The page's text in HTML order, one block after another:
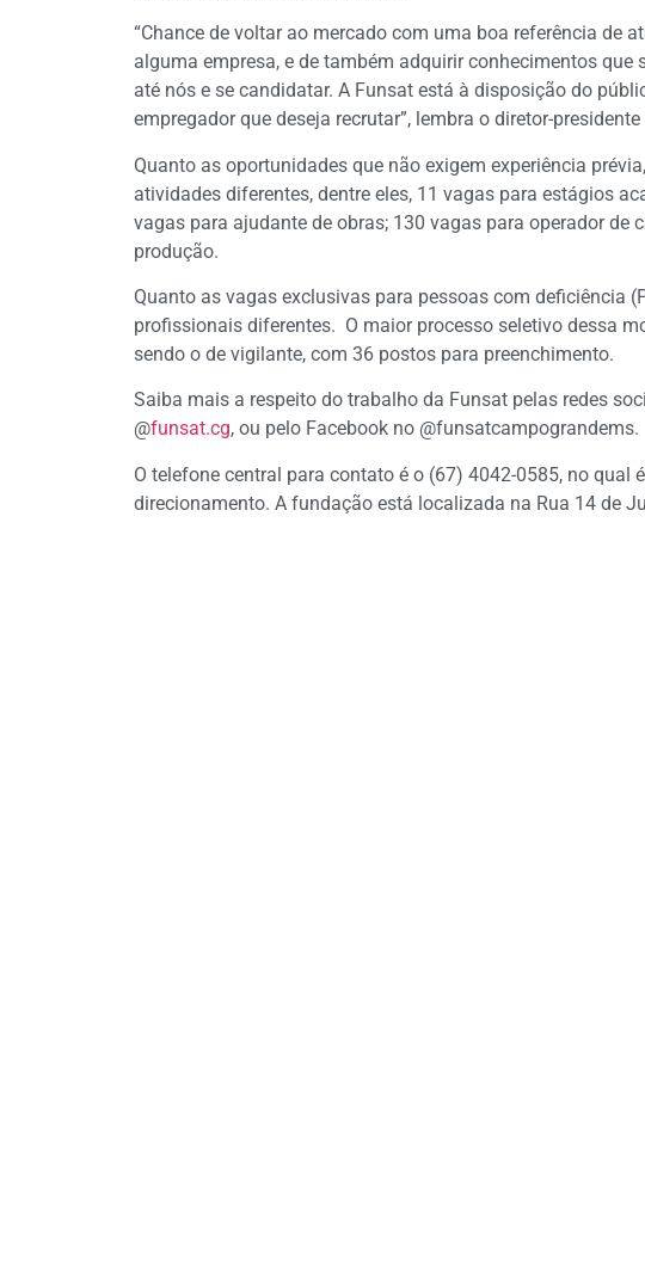
“Chance de voltar ao mercado com uma boa referência de
alguma empresa, e de também adquirir conhecimentos
até nós e se candidatar. A Funsat está à disposição do
empregador que deseja recrutar”, lembra o diretor-
Quanto as oportunidades que não exigem experiência
atividades diferentes, dentre eles, 11 vagas para estágios
vagas para ajudante de obras; 130 vagas para operador de
produção.
Quanto as vagas exclusivas para pessoas com deficiência
profissionais diferentes. O maior processo seletivo dessa
sendo o de vigilante, com 36 postos para preenchimento.
Saiba mais a respeito do trabalho da Funsat pelas redes
@funsat.cg, ou pelo Facebook no @funsatcampograndems.
O telefone central para contato é o (67) 4042-0585, no qual
direcionamento. A fundação está localizada na Rua 14 de